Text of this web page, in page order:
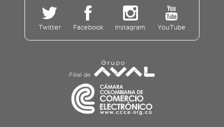
Twitter Facebook Instagram YouTube